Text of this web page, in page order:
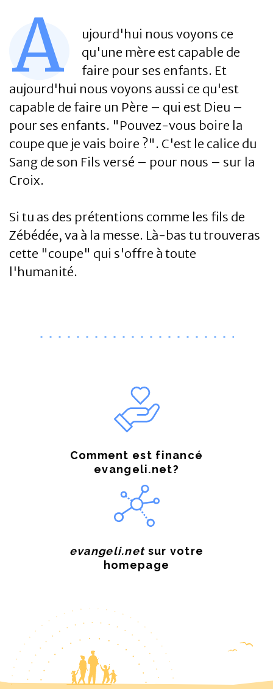
A
ujourd'hui nous voyons ce
qu'une mère est capable de
faire pour ses enfants. Et
aujourd'hui nous voyons aussi ce qu'est
capable de faire un Père – qui est Dieu –
pour ses enfants. "Pouvez-vous boire la
coupe que je vais boire ?". C'est le calice du
Sang de son Fils versé – pour nous – sur la
Croix.
Si tu as des prétentions comme les fils de
Zébédée, va à la messe. Là-bas tu trouveras
cette "coupe" qui s'offre à toute
l'humanité.
Comment est financé
evangeli.net?
evangeli.netsur votre
homepage